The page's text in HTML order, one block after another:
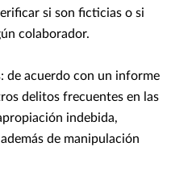
si son ficticias o si
colaborador.
de acuerdo con un informe
delitos frecuentes en las
indebida,
de manipulación